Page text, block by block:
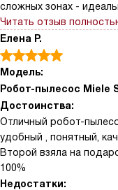
сложных зонах -
Читать отзыв
Елена Р.
Модель:
Робот-пылесос Miele
Достоинства:
Отличный робот-
удобный , понятный,
Второй взяла на
100%
Недостатки: